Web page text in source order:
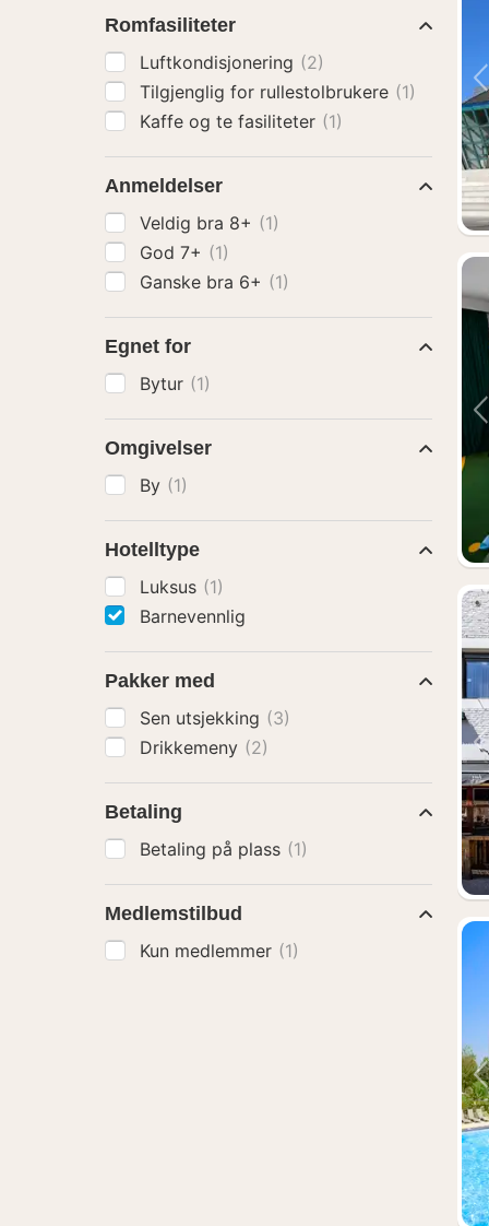
Romfasiliteter
Luftkondisjonering (2)
Tilgjenglig for rullestolbrukere (1)
Kaffe og te fasiliteter (1)
Anmeldelser
Veldig bra 8+ (1)
God 7+ (1)
Ganske bra 6+ (1)
Egnet for
Bytur (1)
Omgivelser
By (1)
Hotelltype
Luksus (1)
Barnevennlig
Pakker med
Sen utsjekking (3)
Drikkemeny (2)
Betaling
Betaling på plass (1)
Medlemstilbud
Kun medlemmer (1)